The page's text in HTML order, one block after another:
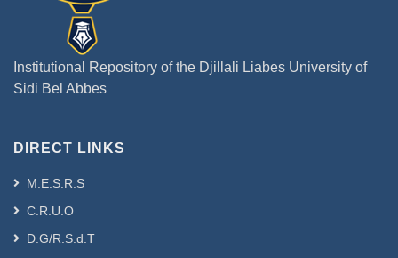
Institutional Repository of the Djillali Liabes University of
Sidi Bel Abbes
DIRECT LINKS
M.E.S.R.S
C.R.U.O
D.G/R.S.d.T